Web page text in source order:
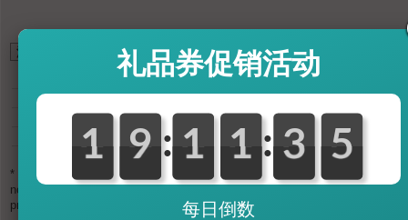
*
GBP (British Pound) 79,59
USD (U.S. Dollar)
78,86
JPY (Japanese Yen) 5.082
RUB (Russian Rouble)
SGD (Singapore Dollar) 2.406 THB (Thai Baht)
* Exchange rates are updated several times a day and are not binding.
note that there may be less favorable exchange rates with your payment
provider (PayPal, credit cards, EC).
礼品券促销活动
0
1
1 0
9
9 : 0
1
1 0
1
1 : 0
3
3 6
5
5
每日倒数